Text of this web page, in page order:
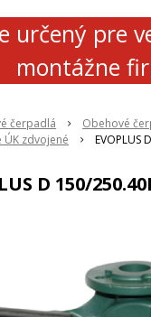
určený pre
montážne
čerpadlá
Obehové
zdvojené
EVOPLUS
D 150/